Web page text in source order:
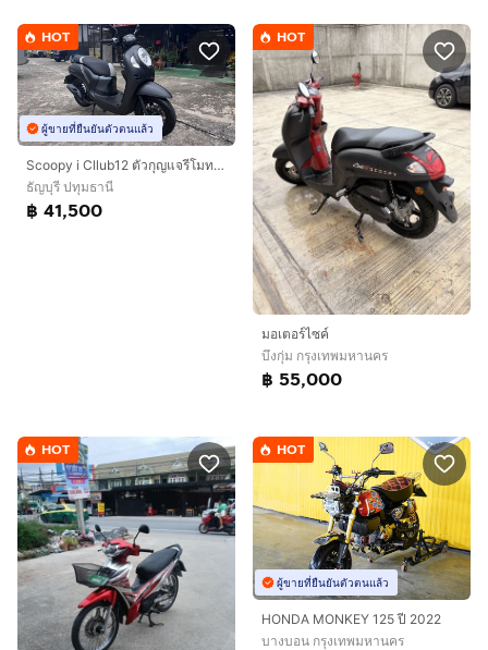
HOT
ผู้ขายที่ยืนยันตัวตนแล้ว
Scoopy i Cllub12 ตัวกุญแจรีโมท ปี 2022เลขไมล์เพียง 2400 กิโล￼เท่านั้น
ธัญบุรี ปทุมธานี
฿ 41,500
HOT
มอเตอร์ไซค์
บึงกุ่ม กรุงเทพมหานคร
฿ 55,000
HOT HOT
ผู้ขายที่ยืนยันตัวตนแล้ว
HONDA MONKEY 125 ปี 2022
บางบอน กรุงเทพมหานคร